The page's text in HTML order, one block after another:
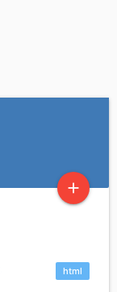
add
html